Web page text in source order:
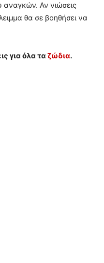
αναγκών. Αν νιώσεις
θα σε βοηθήσει να
για όλα τα ζώδια.